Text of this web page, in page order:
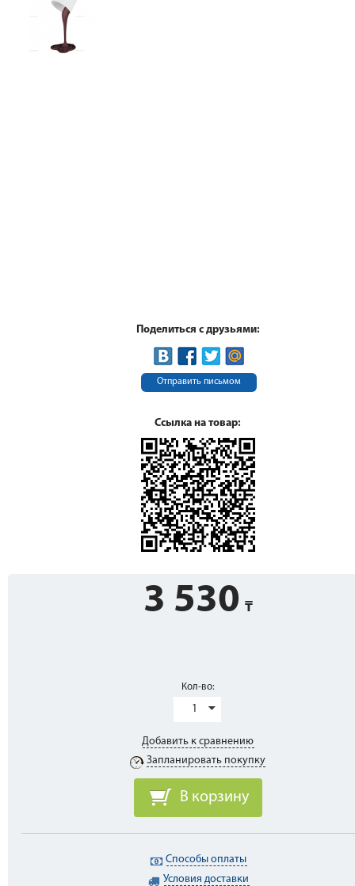
Поделиться с друзьями:
Отправить письмом
Ссылка на товар:
3 530
Кол-во:
1
Добавить к сравнению
Запланировать покупку
В корзину
Способы оплаты
Условия доставки